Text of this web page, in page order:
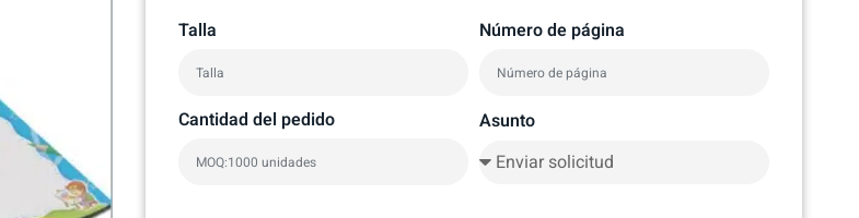
Talla Número de página
Cantidad del pedido Asunto